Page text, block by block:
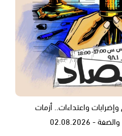
واعتداءات.. أزمات
02.08.2026